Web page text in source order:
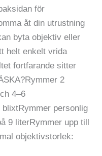
för
åt din utrustning
byta objektiv eller
helt enkelt vrida
fortfarande sitter
2
4–6
personlig
9 literRymmer upp till
objektivstorlek: